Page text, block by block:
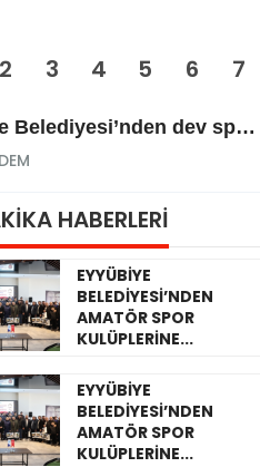
Haliliye Belediyesi’nden dev spor yatırımı: Okçuluk sahası ve kapalı salon yapılıyor
2 3 4 5 6 7
HABERLERİ
EYYÜBİYE
BELEDİYESİ’NDEN
AMATÖR SPOR
KULÜPLERİNE...
EYYÜBİYE
BELEDİYESİ’NDEN
AMATÖR SPOR
KULÜPLERİNE...